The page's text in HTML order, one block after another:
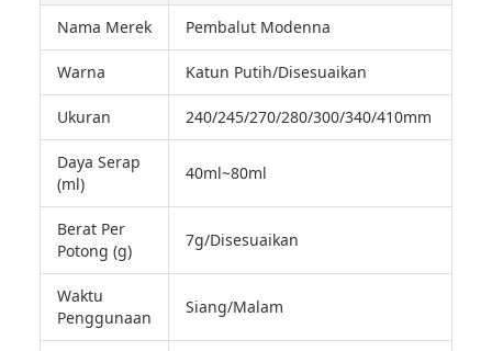
Nama Merek Pembalut Modenna
Warna Katun Putih/Disesuaikan
Ukuran 240/245/270/280/300/340/410mm
Daya Serap
(ml)
40ml~80ml
Berat Per
Potong (g)
7g/Disesuaikan
Waktu
Penggunaan
Siang/Malam